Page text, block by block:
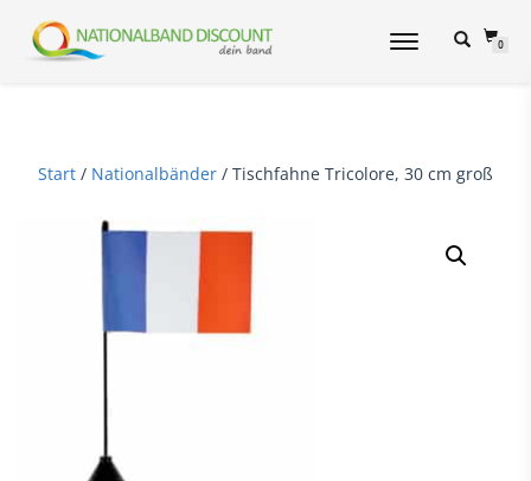
NAVIGATION
0
Start / Nationalbänder / Tischfahne Tricolore, 30 cm groß